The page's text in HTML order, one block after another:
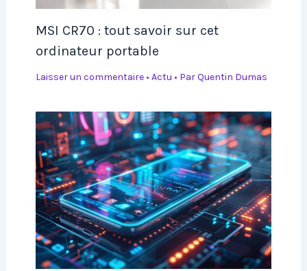
MSI CR70 : tout savoir sur cet
ordinateur portable
Laisser un commentaire • Actu • ParQuentin Dumas